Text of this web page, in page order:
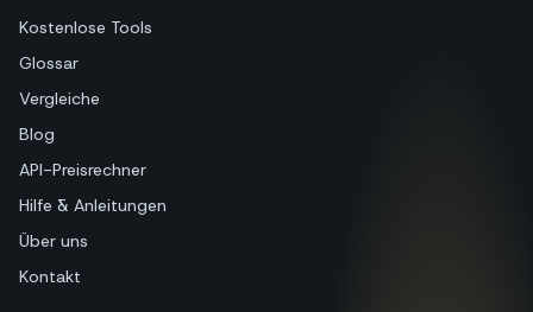
Kostenlose Tools
Glossar
Vergleiche
Blog
API-Preisrechner
Hilfe & Anleitungen
Über uns
Kontakt